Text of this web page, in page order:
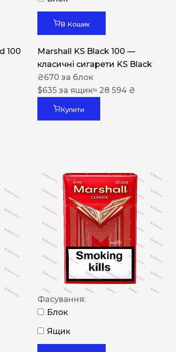
Nistru
Focus
De Santis
MONUS
NERO
NERO
Гуцульскі
Italian Blend 821
100
В Кошик
Marshall KS Black 100 —
класичні сигарети KS Black
₴670 за блок
$635 за ящик≈ 28 594 ₴
Купити
Фасування:
Блок
Ящик